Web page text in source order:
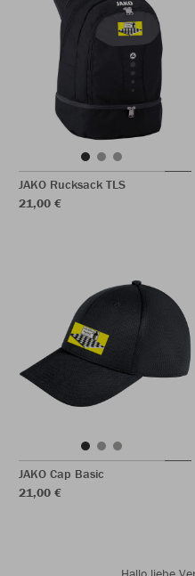
JAKO Rucksack TLS
21,00 €
JAKO Cap Basic
21,00 €